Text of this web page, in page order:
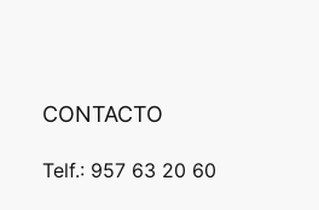
CONTACTO
Telf.: 957 63 20 60